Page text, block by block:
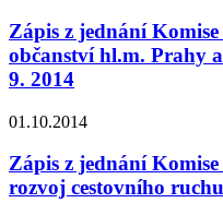
Zápis z jednání
občanství hl.m. Prahy
9. 2014
01.10.2014
Zápis z jednání
rozvoj cestovního